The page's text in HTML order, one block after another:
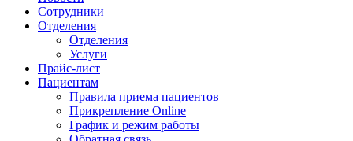
Сотрудники
Отделения
Отдeлeния
Услуги
Прайс-лист
Пациентам
Правила приема пациентов
Прикрепление Online
График и режим работы